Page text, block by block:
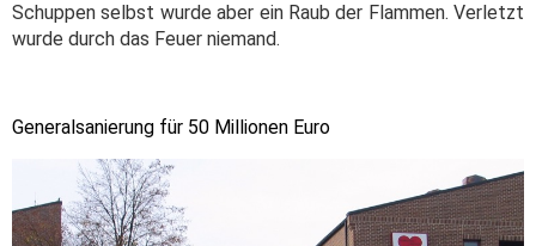
Schuppen selbst wurde aber ein Raub der Flammen. Verletzt
wurde durch das Feuer niemand.
Generalsanierung für 50 Millionen Euro